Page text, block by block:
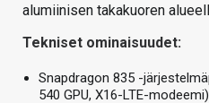
alumiinisen takakuoren
Tekniset ominaisuudet:
Snapdragon 835 -
540 GPU, X16-LTE-modeemi)